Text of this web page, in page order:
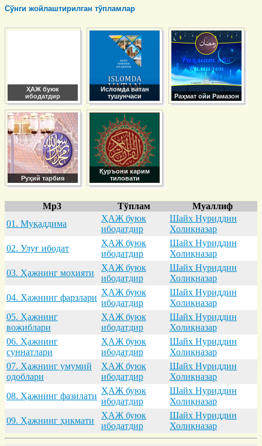
Сўнги жойлаштирилган тўпламлар
ҲАЖ буюк
ибодатдир
Исломда ватан
тушунчаси
Раҳмат ойи Рамазон
Руҳий тарбия
Қуръони карим
тиловати
Mp3 Тўплам
Муаллиф
01. Муқaддимa
ҲАЖ буюк
ибодатдир
Шайх Нуриддин
Холиқназар
02. Улуғ ибодaт
ҲАЖ буюк
ибодатдир
Шайх Нуриддин
Холиқназар
03. Ҳaжнинг моҳияти
ҲАЖ буюк
ибодатдир
Шайх Нуриддин
Холиқназар
04. Ҳaжнинг фaрзлaри
ҲАЖ буюк
ибодатдир
Шайх Нуриддин
Холиқназар
05. Ҳaжнинг
вожиблaри
ҲАЖ буюк
ибодатдир
Шайх Нуриддин
Холиқназар
06. Ҳaжнинг
суннaтлaри
ҲАЖ буюк
ибодатдир
Шайх Нуриддин
Холиқназар
07. Ҳaжнинг умумий
одоблaри
ҲАЖ буюк
ибодатдир
Шайх Нуриддин
Холиқназар
08. Ҳaжнинг фaзилaти
ҲАЖ буюк
ибодатдир
Шайх Нуриддин
Холиқназар
09. Ҳaжнинг ҳикмaти
ҲАЖ буюк
ибодатдир
Шайх Нуриддин
Холиқназар